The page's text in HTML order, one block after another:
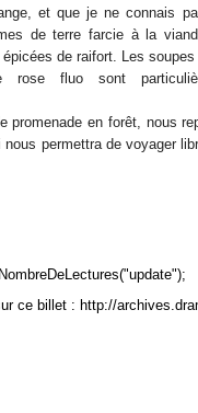
et que je ne connais
de terre farcie à la
de raifort. Les
fluo sont
promenade en forêt, nous
nous permettra de voyager
ce billet : http://